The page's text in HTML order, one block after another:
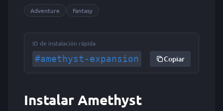
Adventure Fantasy
ID de instalación rápida
#amethyst-expansion Copiar
Instalar Amethyst